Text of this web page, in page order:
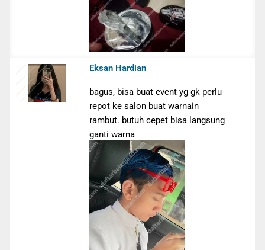
Eksan Hardian
bagus, bisa buat event yg gk perlu
repot ke salon buat warnain
rambut. butuh cepet bisa langsung
ganti warna